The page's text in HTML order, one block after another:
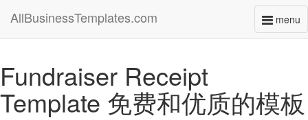
menu
AllBusinessTemplates.com
Fundraiser Receipt
Template 免费和优质的模板